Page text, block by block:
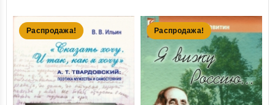
Распродажа! Распродажа!